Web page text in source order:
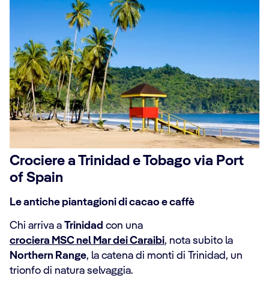
Crociere a Trinidad e Tobago via Port
of Spain
Le antiche piantagioni di cacao e caffè
Chi arriva a Trinidad con una
crociera MSC nel Mar dei Caraibi, nota subito la
Northern Range, la catena di monti di Trinidad, un
trionfo di natura selvaggia.